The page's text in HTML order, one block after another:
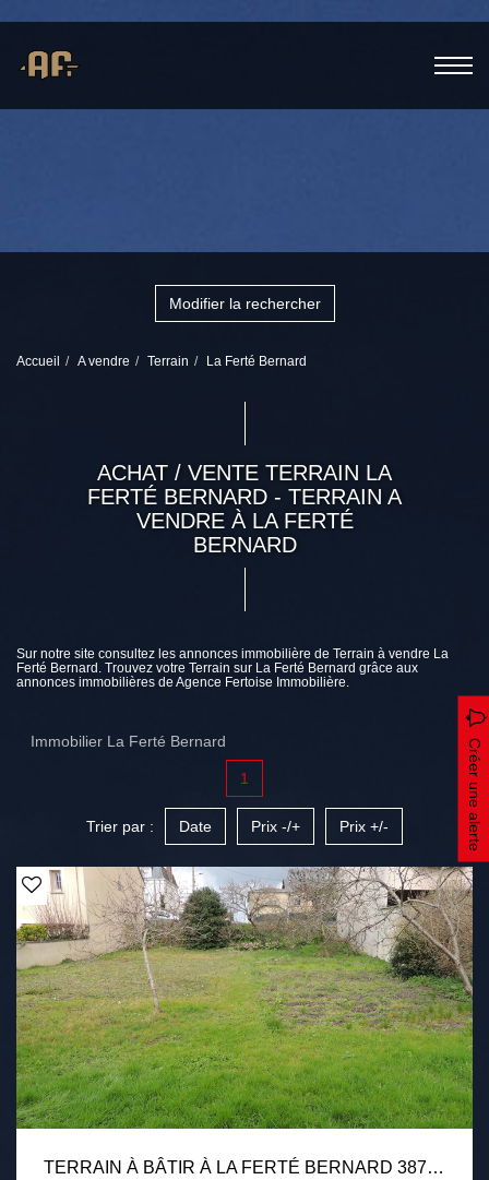
Modifier la rechercher
Accueil A vendre Terrain La Ferté Bernard
ACHAT / VENTE TERRAIN LA
FERTÉ BERNARD - TERRAIN A
VENDRE À LA FERTÉ
BERNARD
Sur notre site consultez les annonces immobilière de Terrain à vendre La
Ferté Bernard. Trouvez votre Terrain sur La Ferté Bernard grâce aux
annonces immobilières de Agence Fertoise Immobilière.
Immobilier La Ferté Bernard Créer une alerte
1
Trier par : Date Prix -/+ Prix +/-
TERRAIN À BÂTIR À LA FERTÉ BERNARD 387 M2